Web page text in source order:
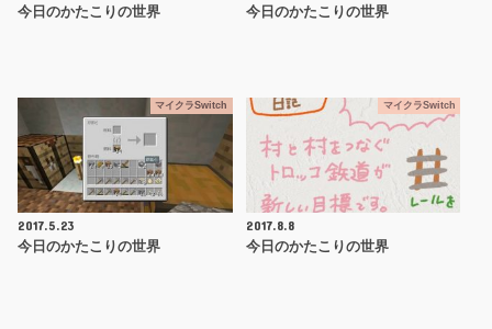
今日のかたこりの世界
今日のかたこりの世界
マイクラSwitch
2017.5.23
今日のかたこりの世界
マイクラSwitch
2017.8.8
今日のかたこりの世界